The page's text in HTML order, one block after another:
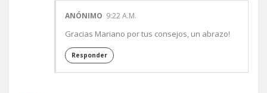
ANÓNIMO 9:22 A.M.
Gracias Mariano por tus consejos, un abrazo!
Responder